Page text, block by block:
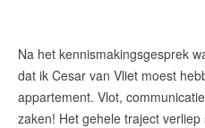
Na het kennismakingsgesprek
dat ik Cesar van Vliet moest
appartement. Vlot,
zaken! Het gehele traject